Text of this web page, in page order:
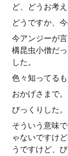
ど、どうお考
どうですか、
今アンジーが
構昆虫小僧だ
した。
色々知ってるも
おかげさまで。
びっくりした。
そういう意味
ゃないですけ
うですけど、